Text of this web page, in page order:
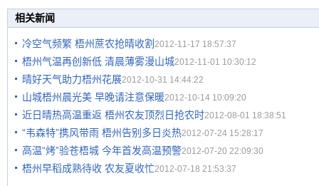
相关新闻
冷空气频繁 梧州蔗农抢晴收割 2012-11-17 18:57:37
梧州气温再创新低 清晨薄雾漫山城2012-11-01 10:30:12
晴好天气助力梧州花展2012-10-31 14:44:22
山城梧州晨光美 早晚请注意保暖2012-10-14 10:09:20
近日晴热高温重返 梧州农友顶烈日抢农时2012-08-01 18:38:51
“韦森特”携风带雨 梧州告别多日炎热2012-07-24 15:28:17
高温“烤”验苍梧城 今年首发高温预警2012-07-20 22:09:30
梧州早稻成熟待收 农友夏收忙2012-07-18 21:53:37